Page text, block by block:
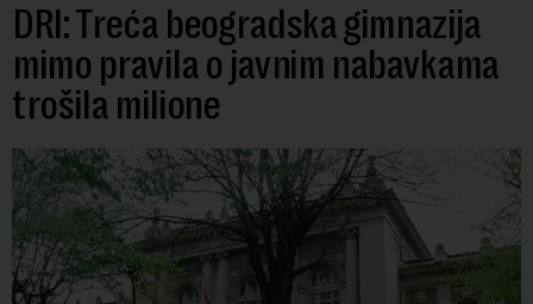
DRI: Treća beogradska gimnazija
mimo pravila o javnim nabavkama
trošila milione